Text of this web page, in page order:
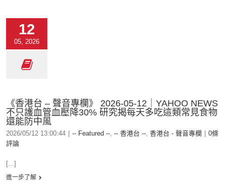
12
05, 2026
《香港台 – 聲音專欄》 2026-05-12｜YAHOO NEWS
不只護血管血壓降30% 研究揭每天多吃這類常見食物
還能防中風
2026/05/12 13:00:44 -- Featured --, -- 香港台 --, 香港台 - 聲音專欄
0條
評論
[...]
進一步了解